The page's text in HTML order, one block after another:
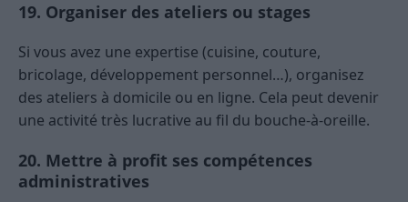
19. Organiser des ateliers ou stages
Si vous avez une expertise (cuisine, couture,
bricolage, développement personnel…), organisez
des ateliers à domicile ou en ligne. Cela peut devenir
une activité très lucrative au fil du bouche-à-oreille.
20. Mettre à profit ses compétences
administratives